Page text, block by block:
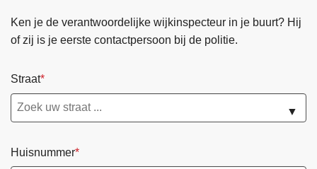
Ken je de verantwoordelijke wijkinspecteur in je buurt? Hij
of zij is je eerste contactpersoon bij de politie.
Straat
▼
Huisnummer